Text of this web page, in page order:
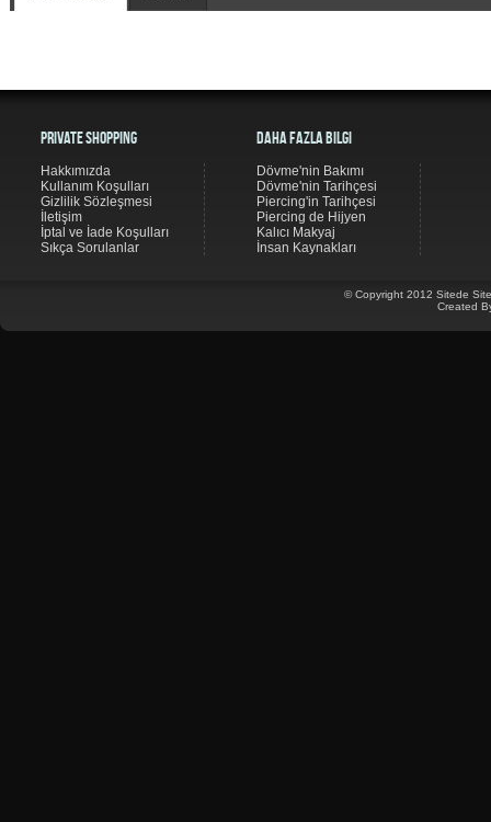
Private Shopping
Hakkımızda
Kullanım Koşulları
Gizlilik Sözleşmesi
İletişim
İptal ve İade Koşulları
Sıkça Sorulanlar
© Copyright 2012 Sitede
Created
Daha Fazla Bilgi
Dövme'nin Bakımı
Dövme'nin Tarihçesi
Piercing'in Tarihçesi
Piercing de Hijyen
Kalıcı Makyaj
İnsan Kaynakları